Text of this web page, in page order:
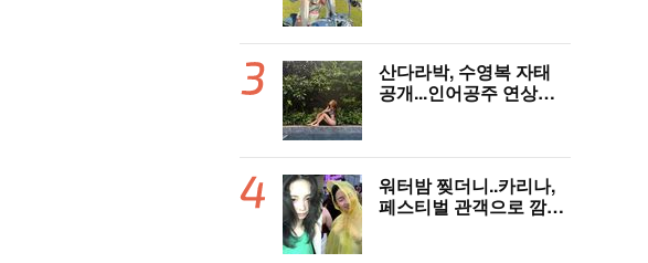
산다라박, 수영복 자태
공개...인어공주 연상케
워터밤 찢더니..카리나,
페스티벌 관객으로 깜짝